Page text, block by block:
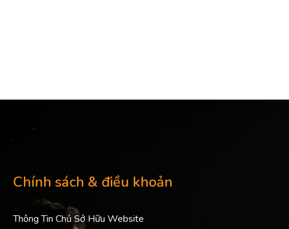
Chính sách & điều khoản
Thông Tin Chủ Sở Hữu Website